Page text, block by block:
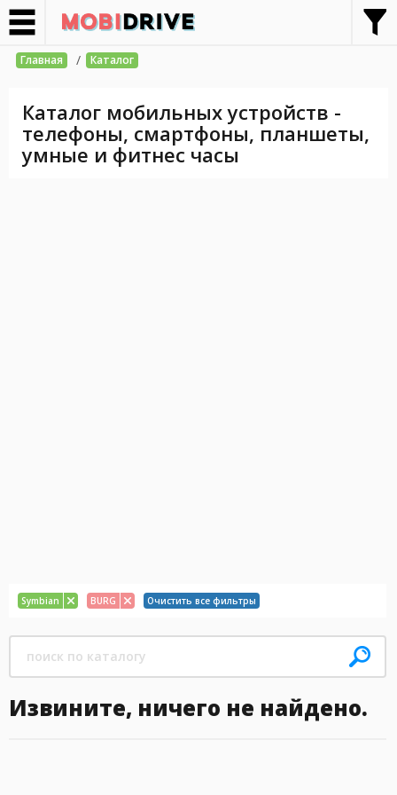
Главная / Каталог
Каталог мобильных устройств -
телефоны, смартфоны, планшеты,
умные и фитнес часы
Symbian BURG Очистить все фильтры
Извините, ничего не найдено.